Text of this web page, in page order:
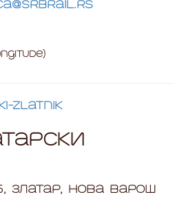
Златар, Нова Варош